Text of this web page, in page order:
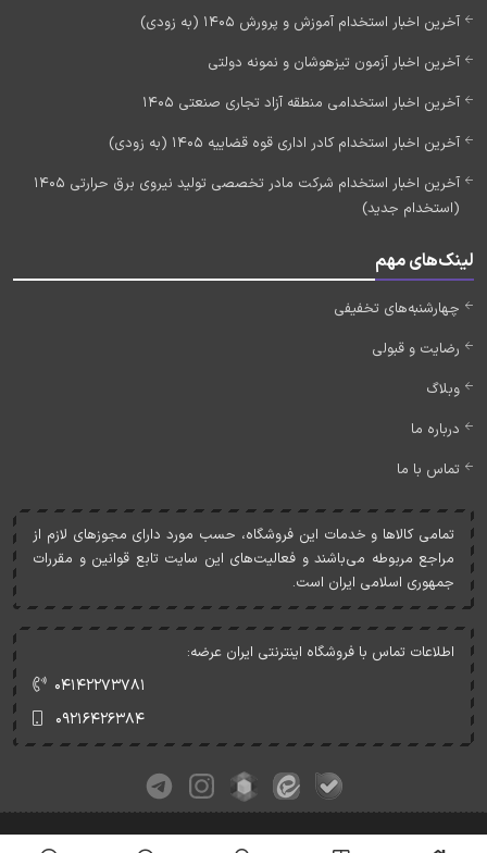
آخرین اخبار استخدام آموزش و پرورش 1405 (به زودی)
آخرین اخبار آزمون تیزهوشان و نمونه دولتی
آخرین اخبار استخدامی منطقه آزاد تجاری صنعتی 1405
آخرین اخبار استخدام کادر اداری قوه قضاییه 1405 (به زودی)
آخرین اخبار استخدام شرکت مادر تخصصی تولید نیروی برق حرارتی 1405
(استخدام جدید)
لینک‌های مهم
چهارشنبه‌های تخفیفی
رضایت و قبولی
وبلاگ
درباره ما
تماس با ما
تمامی کالاها و خدمات اين فروشگاه، حسب مورد دارای مجوزهای لازم از
مراجع مربوطه می‌باشند و فعاليت‌های اين سايت تابع قوانين و مقررات
جمهوری اسلامی ايران است.
اطلاعات تماس با فروشگاه اینترنتی ایران عرضه:
۰۴۱۴۲۲۷۳۷۸۱
۰۹۲۱۶۴۲۶۳۸۴
کلیه حقوق این وبسایت متعلق به ایران عرضه می‌باشد.